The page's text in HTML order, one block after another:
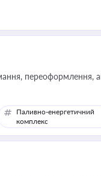
переоформлення,
Паливно-енергетичний
комплекс